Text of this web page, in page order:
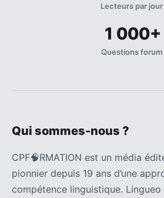
Lecteurs par jour
1 000+
Questions forum
Qui sommes-nous ?
CPF🧠RMATION est un média
pionnier depuis 19 ans d’une
compétence linguistique.